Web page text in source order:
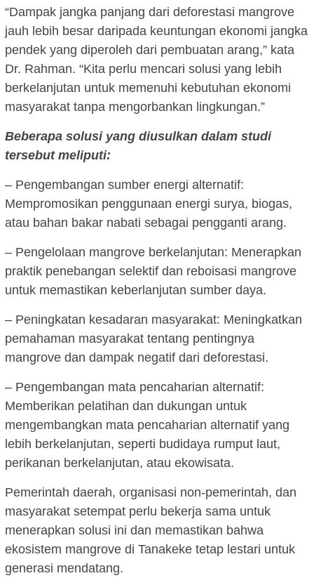
“Dampak jangka panjang dari deforestasi mangrove
jauh lebih besar daripada keuntungan ekonomi jangka
pendek yang diperoleh dari pembuatan arang,” kata
Dr. Rahman. “Kita perlu mencari solusi yang lebih
berkelanjutan untuk memenuhi kebutuhan ekonomi
masyarakat tanpa mengorbankan lingkungan.”
Beberapa solusi yang diusulkan dalam studi
tersebut meliputi:
– Pengembangan sumber energi alternatif:
Mempromosikan penggunaan energi surya, biogas,
atau bahan bakar nabati sebagai pengganti arang.
– Pengelolaan mangrove berkelanjutan: Menerapkan
praktik penebangan selektif dan reboisasi mangrove
untuk memastikan keberlanjutan sumber daya.
– Peningkatan kesadaran masyarakat: Meningkatkan
pemahaman masyarakat tentang pentingnya
mangrove dan dampak negatif dari deforestasi.
– Pengembangan mata pencaharian alternatif:
Memberikan pelatihan dan dukungan untuk
mengembangkan mata pencaharian alternatif yang
lebih berkelanjutan, seperti budidaya rumput laut,
perikanan berkelanjutan, atau ekowisata.
Pemerintah daerah, organisasi non-pemerintah, dan
masyarakat setempat perlu bekerja sama untuk
menerapkan solusi ini dan memastikan bahwa
ekosistem mangrove di Tanakeke tetap lestari untuk
generasi mendatang.